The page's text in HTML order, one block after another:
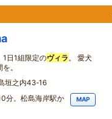
1日1組限定のヴィラ。 愛犬
。
垣之内43‐16
分。松島海岸駅か
MAP